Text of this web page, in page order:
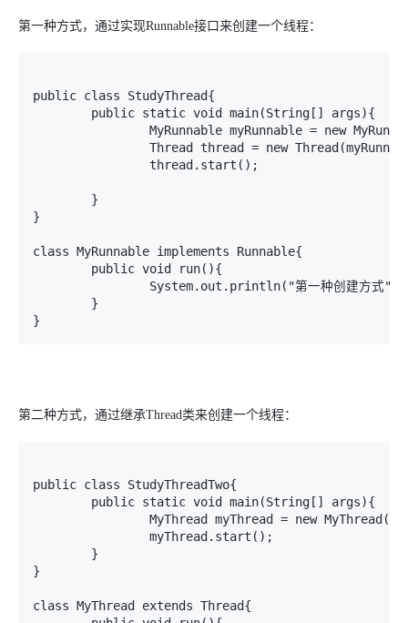
第一种方式，通过实现Runnable接口来创建一个线程：
public class StudyThread{
}
class MyRunnable implements Runnable{
第二种方式，通过继承Thread类来创建一个线程：
public class StudyThreadTwo{
}
class MyThread extends Thread{